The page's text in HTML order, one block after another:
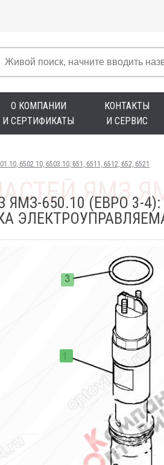
О КОМПАНИИ
И СЕРТИФИКАТЫ
КОНТАКТЫ
И СЕРВИС
6502.10, 6503.10, 651, 6511, 6512, 652, 6521
650.10 (ЕВРО 3-4):